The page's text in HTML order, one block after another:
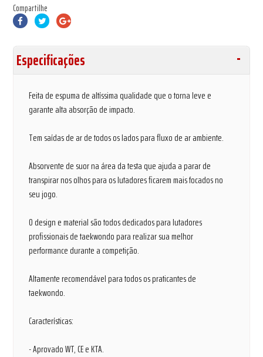
Compartilhe
Especificações
Feita de espuma de altíssima qualidade que o torna leve e
garante alta absorção de impacto.
Tem saídas de ar de todos os lados para fluxo de ar ambiente.
Absorvente de suor na área da testa que ajuda a parar de
transpirar nos olhos para os lutadores ficarem mais focados no
seu jogo.
O design e material são todos dedicados para lutadores
profissionais de taekwondo para realizar sua melhor
performance durante a competição.
Altamente recomendável para todos os praticantes de
taekwondo.
Características:
- Aprovado WT, CE e KTA.